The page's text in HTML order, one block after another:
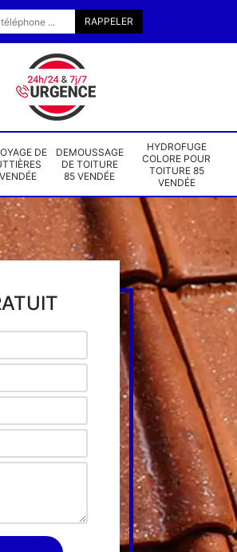
DE
DEMOUSSAGE
DE TOITURE
85 VENDÉE
HYDROFUGE
COLORE POUR
TOITURE 85
VENDÉE